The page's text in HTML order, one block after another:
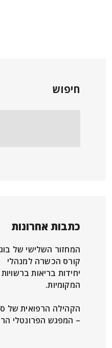
חיפוש
כתבות אחרונות
המחזור השלישי של
קורס הכשרה למנהלי
יחידות בריאות ברשויות
המקומיות.
הקהילה הרפואית של
– המפגש הפרונטלי